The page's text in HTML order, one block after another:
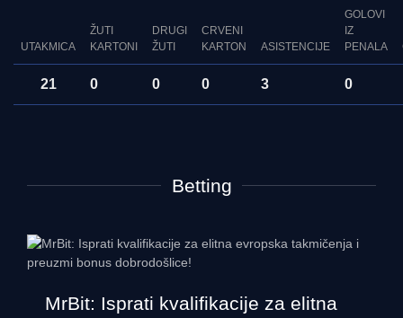
UTAKMICA
ŽUTI
KARTONI
DRUGI
ŽUTI
CRVENI
KARTON
ASISTENCIJE
GOLOVI
IZ
PENALA
21 0 0 0 3 0
Betting
MrBit: Isprati kvalifikacije za elitna